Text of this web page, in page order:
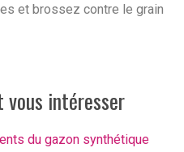
et brossez contre le grain
intéresser
du gazon synthétique